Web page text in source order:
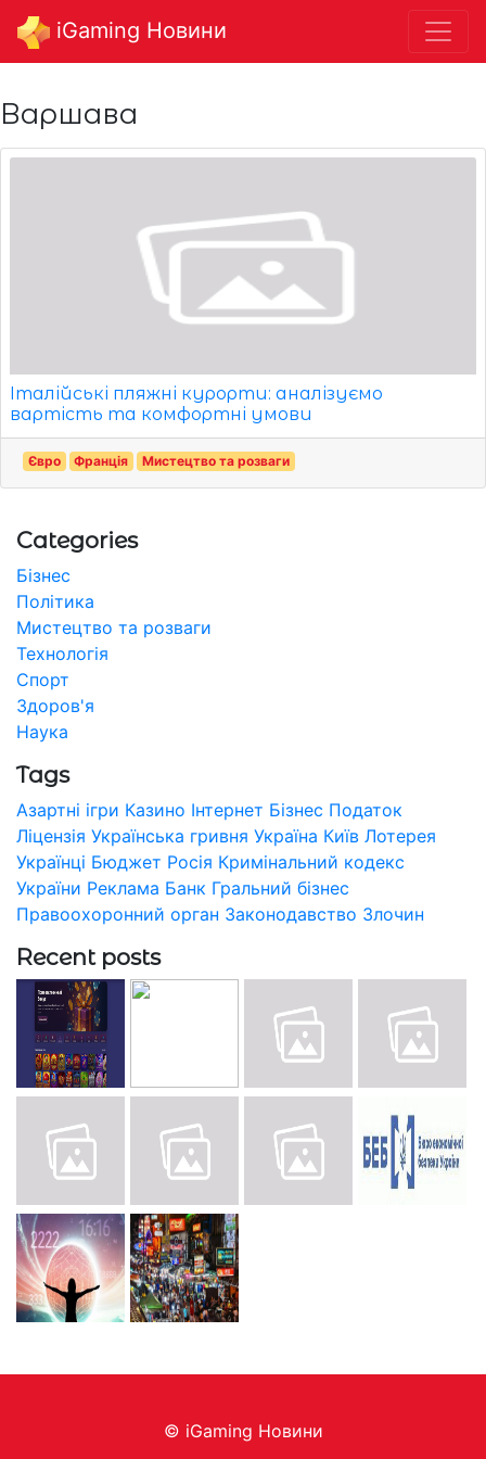
iGaming Новини
Варшава
Італійські пляжні курорти: аналізуємо
вартість та комфортні умови
Євро Франція Мистецтво та розваги
Categories
Бізнес
Політика
Мистецтво та розваги
Технологія
Спорт
Здоров'я
Наука
Tags
Азартні ігри Казино Інтернет Бізнес Податок
Ліцензія Українська гривня Україна Київ Лотерея
Українці Бюджет Росія Кримінальний кодекс
України Реклама Банк Гральний бізнес
Правоохоронний орган Законодавство Злочин
Recent posts
© iGaming Новини